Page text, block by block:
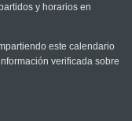
y horarios en
este calendario
verificada sobre